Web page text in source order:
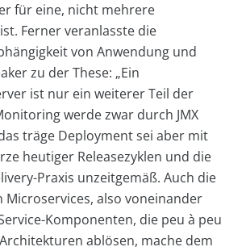
für eine, nicht mehrere
Ferner veranlasste die
von Anwendung und
zu der These: „Ein
ist nur ein weiterer Teil der
werde zwar durch JMX
träge Deployment sei aber mit
heutiger Releasezyklen und die
Praxis unzeitgemäß. Auch die
Microservices, also voneinander
Komponenten, die peu à peu
ablösen, mache dem